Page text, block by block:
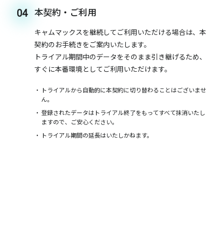
04 本契約・ご利用
キャムマックスを継続してご利用いただける場合は、本
契約のお手続きをご案内いたします。
トライアル期間中のデータをそのまま引き継げるため、
すぐに本番環境としてご利用いただけます。
トライアルから自動的に本契約に切り替わることはございませ
ん。
登録されたデータはトライアル終了をもってすべて抹消いたし
ますので、ご安心ください。
トライアル期間の延長はいたしかねます。